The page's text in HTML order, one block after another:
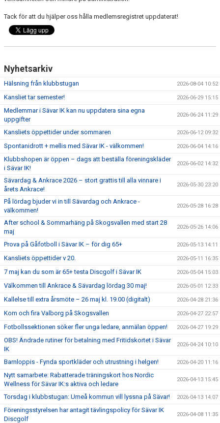
Tack för att du hjälper oss hålla medlemsregistret uppdaterat!
Nyhetsarkiv
Hälsning från klubbstugan 2026-08-04 10:52
Kansliet tar semester! 2026-06-29 15:15
Medlemmar i Sävar IK kan nu uppdatera sina egna
uppgifter
2026-06-24 11:29
Kansliets öppettider under sommaren 2026-06-12 09:32
Spontanidrott + mellis med Sävar IK - välkommen! 2026-06-04 14:16
Klubbshopen är öppen – dags att beställa föreningskläder
i Sävar IK!
2026-06-02 14:32
Sävardag & Ankrace 2026 – stort grattis till alla vinnare i
årets Ankrace!
2026-05-30 23:20
På lördag bjuder vi in till Sävardag och Ankrace -
välkommen!
2026-05-28 16:28
After school & Sommarhäng på Skogsvallen med start 28
maj
2026-05-26 14:06
Prova på Gåfotboll i Sävar IK – för dig 65+ 2026-05-13 14:11
Kansliets öppettider v 20. 2026-05-11 16:35
7 maj kan du som är 65+ testa Discgolf i Sävar IK 2026-05-04 15:03
Välkommen till Ankrace & Sävardag lördag 30 maj! 2026-05-01 12:33
Kallelse till extra årsmöte – 26 maj kl. 19.00 (digitalt) 2026-04-28 21:36
Kom och fira Valborg på Skogsvallen 2026-04-27 22:57
Fotbollssektionen söker fler unga ledare, anmälan öppen! 2026-04-27 19:29
OBS! Ändrade rutiner för betalning med Fritidskortet i Sävar
IK
2026-04-24 10:10
Barnloppis - Fynda sportkläder och utrustning i helgen! 2026-04-20 11:16
Nytt samarbete: Rabatterade träningskort hos Nordic
Wellness för Sävar IK:s aktiva och ledare
2026-04-13 15:45
Torsdag i klubbstugan: Umeå kommun vill lyssna på Sävar! 2026-04-13 14:07
Föreningsstyrelsen har antagit tävlingspolicy för Sävar IK
Discgolf
2026-04-08 11:35